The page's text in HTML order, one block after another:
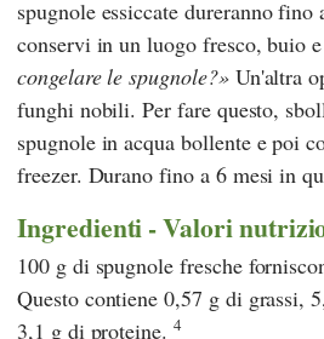
spugnole essiccate dureranno fino
conservi in un luogo fresco, buio
congelare le spugnole? Un'altra
funghi nobili. Per fare questo,
spugnole in acqua bollente e poi
freezer. Durano fino a 6 mesi in
Ingredienti - Valori
100 g di spugnole fresche
Questo contiene 0,57 g di grassi,
3,1 g di proteine. 4